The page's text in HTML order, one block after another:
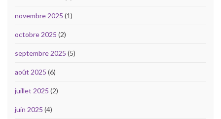
novembre 2025 (1)
octobre 2025 (2)
septembre 2025 (5)
août 2025 (6)
juillet 2025 (2)
juin 2025 (4)